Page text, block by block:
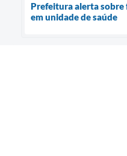
Prefeitura alerta
em unidade de saúde